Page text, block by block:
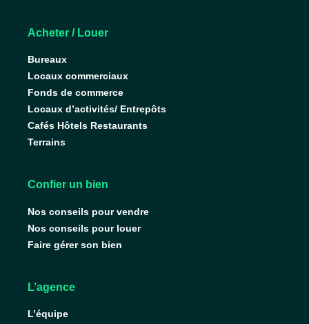
Acheter / Louer
Bureaux
Locaux commerciaux
Fonds de commerce
Locaux d’activités/ Entrepôts
Cafés Hôtels Restaurants
Terrains
Confier un bien
Nos conseils pour vendre
Nos conseils pour louer
Faire gérer son bien
L’agence
L’équipe